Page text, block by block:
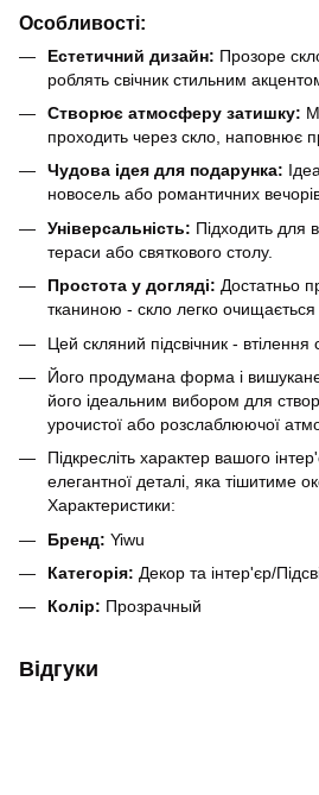
Особливості:
Естетичний дизайн: Прозоре
роблять свічник стильним
Створює атмосферу затишку:
проходить через скло, наповнює
Чудова ідея для подарунка:
новосель або романтичних
Універсальність: Підходить для
тераси або святкового столу.
Простота у догляді: Достатньо
тканиною - скло легко очищається
Цей скляний підсвічник - втілення
Його продумана форма і
його ідеальним вибором для
урочистої або розслаблюючої
Підкресліть характер вашого
елегантної деталі, яка тішитиме
Характеристики:
Бренд: Yiwu
Категорія: Декор та інтер'єр/
Колір: Прозрачный
Відгуки